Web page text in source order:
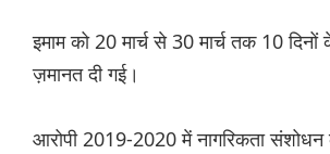
इमाम को 20 मार्च से 30 मार्च तक 10
ज़मानत दी गई।
आरोपी 2019-2020 में नागरिकता